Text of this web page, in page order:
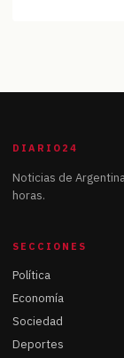
DIARIO24
Noticias de
horas.
SECCIONES
Política
Economía
Sociedad
Deportes